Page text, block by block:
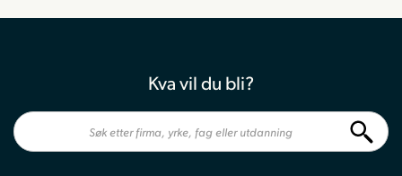
Kva vil du bli?